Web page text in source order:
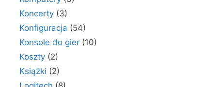
Koncerty (3)
Konfiguracja (54)
Konsole do gier (10)
Koszty (2)
Książki (2)